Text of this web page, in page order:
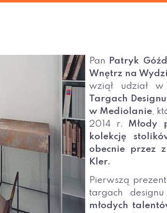
Pan Patryk
Wnętrz na
wziął udział w
Targach
w Mediolanie,
2014 r. Młody
kolekcję
obecnie przez
Kler.
Pierwszą
targach
młodych